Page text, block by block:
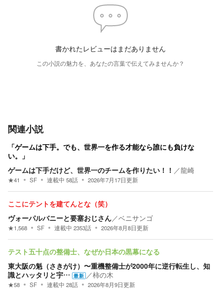
書かれたレビューはまだありません
この小説の魅力を、あなたの言葉で伝えてみませんか？
関連小説
「ゲームは下手。でも、世界一を作る才能なら誰にも負けな
い。」
ゲームは下手だけど、世界一のチームを作りたい！！ ／龍崎
★41 SF 連載中 58話 2026年7月17日更新
ここにテントを建てんとな（笑）
ヴォーパルバニーと要塞おじさん／ベニサンゴ
★1,568 SF 連載中 2353話 2026年8月8日更新
テスト五十点の整備士、なぜか日本の黒幕になる
東大阪の魁（さきがけ）〜重機整備士が2000年に逆行転生し、知
識とハッタリと宇… 最新 ／柿の木
★58 SF 連載中 28話 2026年8月9日更新